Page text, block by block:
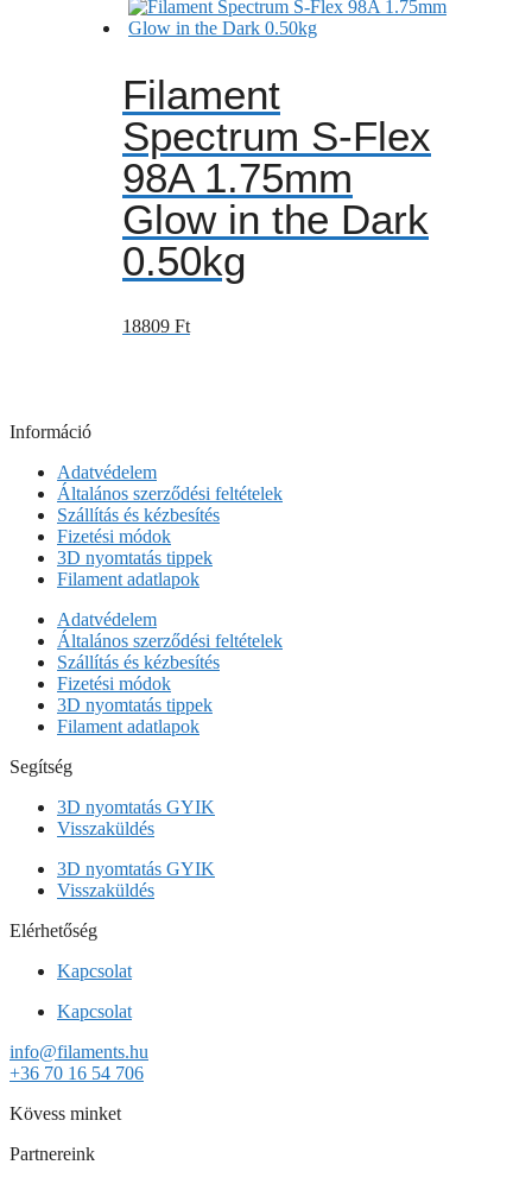
Filament
Spectrum S-Flex
98A 1.75mm
Glow in the Dark
0.50kg
18809 Ft
Információ
Adatvédelem
Általános szerződési feltételek
Szállítás és kézbesítés
Fizetési módok
3D nyomtatás tippek
Filament adatlapok
Adatvédelem
Általános szerződési feltételek
Szállítás és kézbesítés
Fizetési módok
3D nyomtatás tippek
Filament adatlapok
Segítség
3D nyomtatás GYIK
Visszaküldés
3D nyomtatás GYIK
Visszaküldés
Elérhetőség
Kapcsolat
Kapcsolat
info@filaments.hu
+36 70 16 54 706
Kövess minket
Partnereink